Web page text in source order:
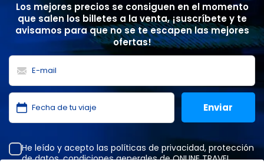
Los mejores precios se consiguen en el momento
que salen los billetes a la venta, ¡suscríbete y te
avisamos para que no se te escapen las mejores
ofertas!
He leído y acepto las políticas de privacidad, protección
de datos,condiciones generalesde ONLINE TRAVEL